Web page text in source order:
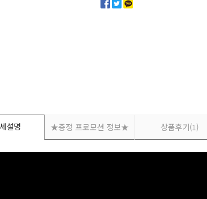
설명 ★증정 프로모션 정보★ 상품후기(1)